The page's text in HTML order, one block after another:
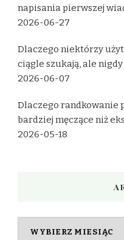
napisania pierwszej
2026-06-27
Dlaczego niektórzy
ciągle szukają, ale
2026-06-07
Dlaczego randkowanie
bardziej męczące niż
2026-05-18